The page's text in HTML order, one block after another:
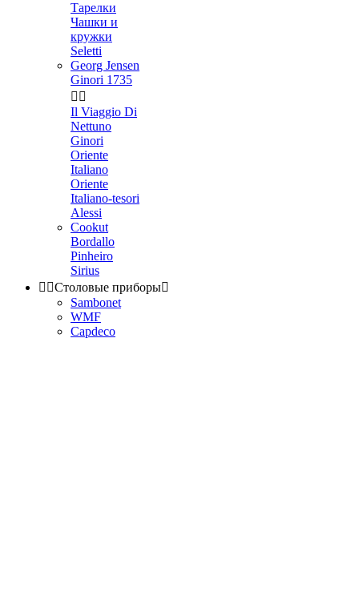
Тарелки
Чашки и
кружки
Seletti
Georg Jensen
Ginori 1735
 
Il Viaggio Di
Nettuno
Ginori
Oriente
Italiano
Oriente
Italiano-tesori
Alessi
Cookut
Bordallo
Pinheiro
Sirius
 Столовые приборы
Sambonet
WMF
Capdeco